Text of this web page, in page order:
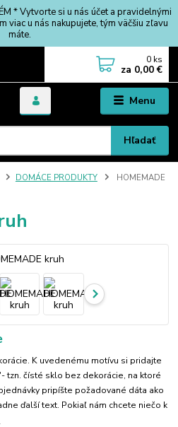
* Vytvorte si u nás účet a pravidelnými
viac u nás nakupujete, tým väčšiu zľavu
máte.
Menu
Hľadať
0 ks
za 0,00 €
DOMÁCE PRODUKTY
HOMEMADE
K uvedenému motívu si pridajte
tzn. čísté sklo bez dekorácie, na ktoré
pripíšte požadované dáta ako
ďalší text. Pokiaľ nám chcete niečo k